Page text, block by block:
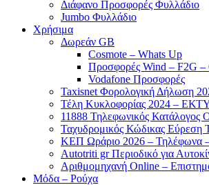
Διάφανο Προσφορές Φυλλάδιο
Jumbo Φυλλάδιο
Χρήσιμα
Δωρεάν GB
Cosmote – Whats Up
Προσφορές Wind – F2G
Vodafone Προσφορές
Taxisnet Φορολογική Δήλωση
Τέλη Kυκλοφορίας 2024 –
11888 Τηλεφωνικός
Ταχυδρομικός Κώδικας Εύρεση
ΚΕΠ Ωράριο 2026 – Τηλέφωνα –
Autotriti gr Περιοδικό για
Αριθμομηχανή Online –
Μόδα – Ρούχα